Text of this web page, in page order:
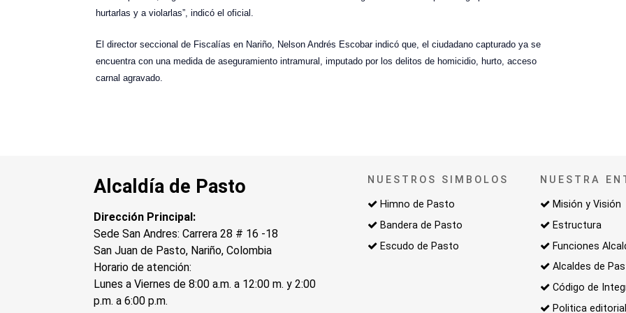
hurtarlas y a violarlas”, indicó el oficial.
El director seccional de Fiscalías en Nariño, Nelson Andrés Escobar indicó que, el ciudadano capturado ya se
encuentra con una medida de aseguramiento intramural, imputado por los delitos de homicidio, hurto, acceso
carnal agravado.
Alcaldía de Pasto
Dirección Principal:
Sede San Andres: Carrera 28 # 16 -18
San Juan de Pasto, Nariño, Colombia
Horario de atención:
Lunes a Viernes de 8:00 a.m. a 12:00 m. y 2:00
p.m. a 6:00 p.m.
NUESTROS SIMBOLOS
Himno de Pasto
Bandera de Pasto
Escudo de Pasto
NUESTRA
Misión y Visión
Estructura
Funciones
Alcaldes de
Código de
Politica editorial